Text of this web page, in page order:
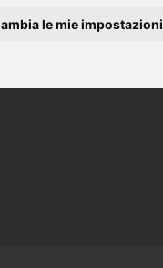
le mie impostazioni